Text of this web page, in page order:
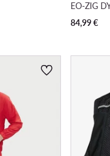
84,99€